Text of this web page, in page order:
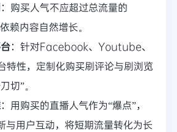
：购买人气不应超过总流量的
赖内容自然增长。
：针对Facebook、Youtube、
特性，定制化购买刷评论与刷浏览
切”。
：用购买的直播人气作为“爆点”，
与用户互动，将短期流量转化为长